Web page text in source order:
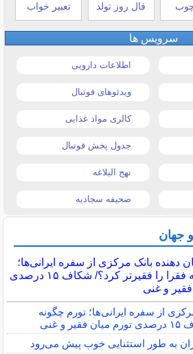
فال روز تولد تعبیر خواب
سرویس ها
اطلاعات دارویی
ویدئوهای فوتبال
کالری مواد غذایی
جدول پخش فوتبال
نهج البلاغه
صحیفه سجادیه
و جهان
دهنده بانک مرکزی از سفره ایرانی‌ها؛
تورم چگونه فقرا را فقیرتر کرد؟/ شکاف ۱۵ درصدی
و غنی
از سفره ایرانی‌ها؛ تورم چگونه
غنی
به طور استثنایی خوب پیش می‌رود